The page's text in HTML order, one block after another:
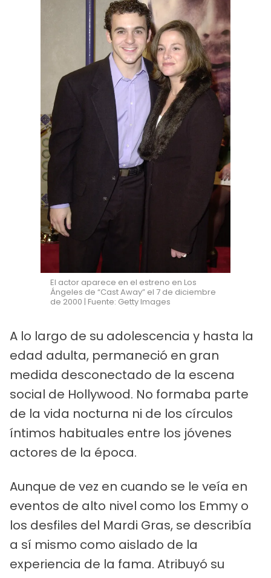
El actor aparece en el estreno en Los
Ángeles de “Cast Away” el 7 de diciembre
de 2000 | Fuente: Getty Images
A lo largo de su adolescencia y hasta la
edad adulta, permaneció en gran
medida desconectado de la escena
social de Hollywood. No formaba parte
de la vida nocturna ni de los círculos
íntimos habituales entre los jóvenes
actores de la época.
Aunque de vez en cuando se le veía en
eventos de alto nivel como los Emmy o
los desfiles del Mardi Gras, se describía
a sí mismo como aislado de la
experiencia de la fama. Atribuyó su